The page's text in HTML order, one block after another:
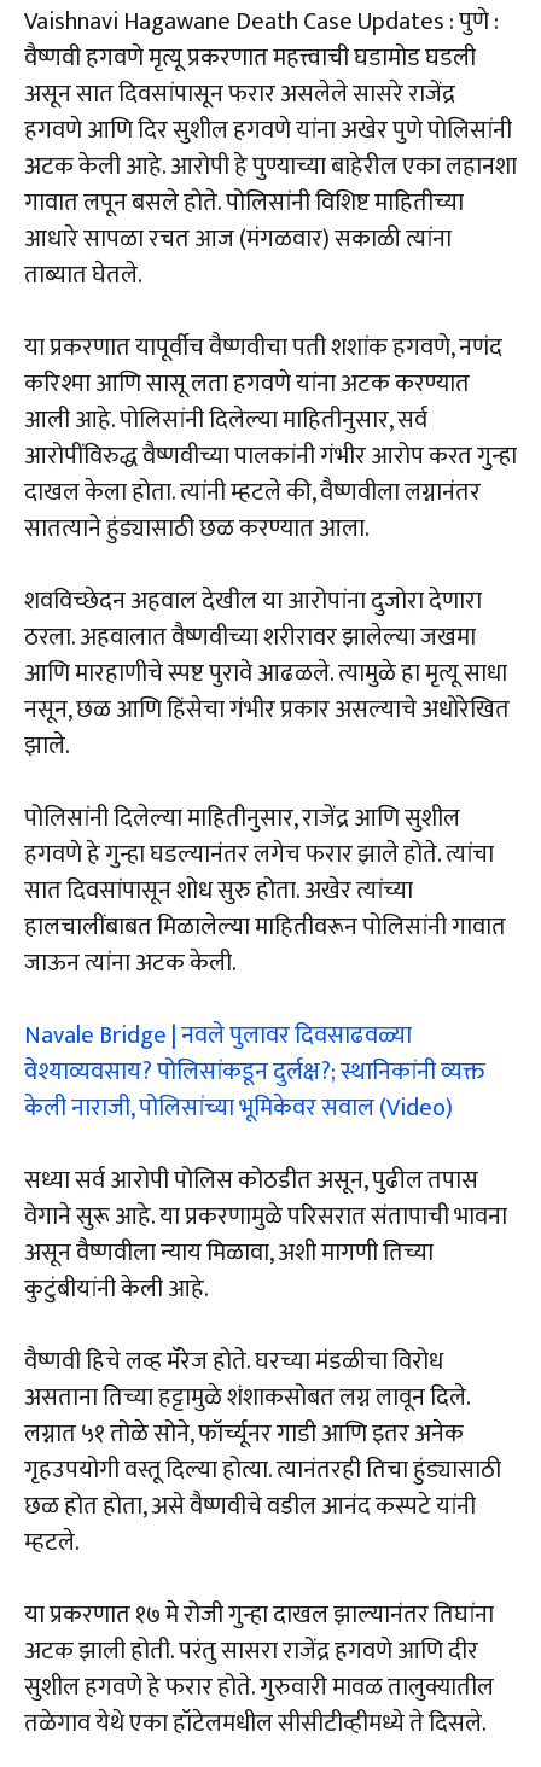
Vaishnavi Hagawane Death Case Updates : पुणे :
वैष्णवी हगवणे मृत्यू प्रकरणात महत्त्वाची घडामोड घडली
असून सात दिवसांपासून फरार असलेले सासरे राजेंद्र
हगवणे आणि दिर सुशील हगवणे यांना अखेर पुणे पोलिसांनी
अटक केली आहे. आरोपी हे पुण्याच्या बाहेरील एका लहानशा
गावात लपून बसले होते. पोलिसांनी विशिष्ट माहितीच्या
आधारे सापळा रचत आज (मंगळवार) सकाळी त्यांना
ताब्यात घेतले.
या प्रकरणात यापूर्वीच वैष्णवीचा पती शशांक हगवणे, नणंद
करिश्मा आणि सासू लता हगवणे यांना अटक करण्यात
आली आहे. पोलिसांनी दिलेल्या माहितीनुसार, सर्व
आरोपींविरुद्ध वैष्णवीच्या पालकांनी गंभीर आरोप करत गुन्हा
दाखल केला होता. त्यांनी म्हटले की, वैष्णवीला लग्नानंतर
सातत्याने हुंड्यासाठी छळ करण्यात आला.
शवविच्छेदन अहवाल देखील या आरोपांना दुजोरा देणारा
ठरला. अहवालात वैष्णवीच्या शरीरावर झालेल्या जखमा
आणि मारहाणीचे स्पष्ट पुरावे आढळले. त्यामुळे हा मृत्यू साधा
नसून, छळ आणि हिंसेचा गंभीर प्रकार असल्याचे अधोरेखित
झाले.
पोलिसांनी दिलेल्या माहितीनुसार, राजेंद्र आणि सुशील
हगवणे हे गुन्हा घडल्यानंतर लगेच फरार झाले होते. त्यांचा
सात दिवसांपासून शोध सुरु होता. अखेर त्यांच्या
हालचालींबाबत मिळालेल्या माहितीवरून पोलिसांनी गावात
जाऊन त्यांना अटक केली.
Navale Bridge | नवले पुलावर दिवसाढवळ्या
वेश्याव्यवसाय? पोलिसांकडून दुर्लक्ष?; स्थानिकांनी व्यक्त
केली नाराजी, पोलिसांच्या भूमिकेवर सवाल (Video)
सध्या सर्व आरोपी पोलिस कोठडीत असून, पुढील तपास
वेगाने सुरू आहे. या प्रकरणामुळे परिसरात संतापाची भावना
असून वैष्णवीला न्याय मिळावा, अशी मागणी तिच्या
कुटुंबीयांनी केली आहे.
वैष्णवी हिचे लव्ह मॅरेज होते. घरच्या मंडळीचा विरोध
असताना तिच्या हट्टामुळे शंशाकसोबत लग्न लावून दिले.
लग्नात ५१ तोळे सोने, फॉर्च्यूनर गाडी आणि इतर अनेक
गृहउपयोगी वस्तू दिल्या होत्या. त्यानंतरही तिचा हुंड्यासाठी
छळ होत होता, असे वैष्णवीचे वडील आनंद कस्पटे यांनी
म्हटले.
या प्रकरणात १७ मे रोजी गुन्हा दाखल झाल्यानंतर तिघांना
अटक झाली होती. परंतु सासरा राजेंद्र हगवणे आणि दीर
सुशील हगवणे हे फरार होते. गुरुवारी मावळ तालुक्यातील
तळेगाव येथे एका हॉटेलमधील सीसीटीव्हीमध्ये ते दिसले.